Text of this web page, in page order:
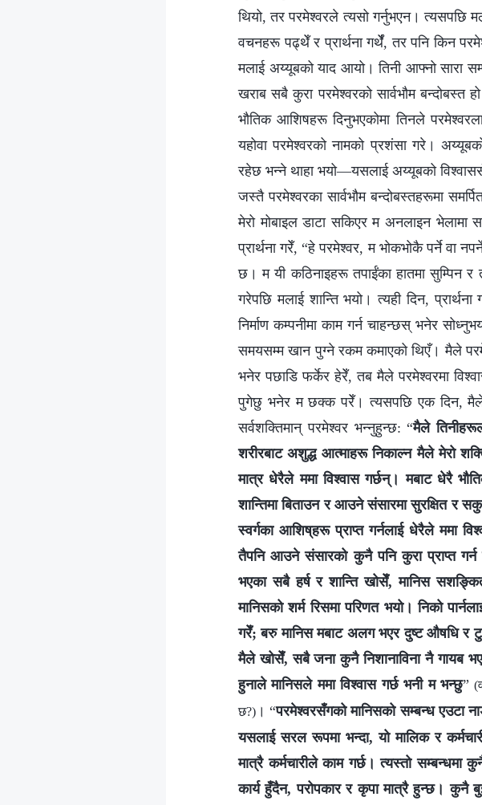
थियो, तर परमेश्‍वरले त्यसो गर्नुभएन। त्यसपछि
वचनहरू पढ्थेँ र प्रार्थना गर्थेँ, तर पनि किन
मलाई अय्यूबको याद आयो। तिनी आफ्‍नो सारा
खराब सबै कुरा परमेश्‍वरको सार्वभौम बन्दोबस्त
भौतिक आशिषहरू दिनुभएकोमा तिनले
यहोवा परमेश्‍वरको नामको प्रशंसा गरे।
रहेछ भन्ने थाहा भयो—यसलाई अय्यूबको
जस्तै परमेश्‍वरका सार्वभौम बन्दोबस्तहरूमा
मेरो मोबाइल डाटा सकिएर म अनलाइन
प्रार्थना गरेँ, “हे परमेश्‍वर, म भोकभोकै पर्ने वा
छ। म यी कठिनाइहरू तपाईंका हातमा सुम्पिन र
गरेपछि मलाई शान्ति भयो। त्यही दिन,
निर्माण कम्पनीमा काम गर्न चाहन्छस् भनेर
समयसम्‍म खान पुग्‍ने रकम कमाएको थिएँ। मैले
भनेर पछाडि फर्केर हेरेँ, तब मैले परमेश्‍वरमा
पुगेछु भनेर म छक्क परेँ। त्यसपछि एक दिन, मैले
सर्वशक्तिमान्‌ परमेश्‍वर भन्‍नुहुन्छ: “मैले
शरीरबाट अशुद्ध आत्माहरू निकाल्न मैले मेरो
मात्र धेरैले ममा विश्‍वास गर्छन्। मबाट धेरै
शान्तिमा बिताउन र आउने संसारमा सुरक्षित र
स्वर्गका आशिष्‌हरू प्राप्‍त गर्नलाई धेरैले ममा
तैपनि आउने संसारको कुनै पनि कुरा प्राप्‍त
भएका सबै हर्ष र शान्ति खोसेँ, मानिस
मानिसको शर्म रिसमा परिणत भयो। निको
गरेँ; बरु मानिस मबाट अलग भएर दुष्ट औषधि र
मैले खोसेँ, सबै जना कुनै निशानाविना नै गायब
हुनाले मानिसले ममा विश्‍वास गर्छ भनी म भन्छु”
छ?) । “परमेश्‍वरसँगको मानिसको सम्‍बन्ध एउटा
यसलाई सरल रूपमा भन्दा, यो मालिक र
मात्रै कर्मचारीले काम गर्छ। त्यस्तो
कार्य हुँदैन, परोपकार र कृपा मात्रै हुन्छ। कुनै